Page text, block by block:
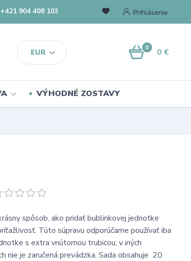
EUR
Prihlásenie
+421 904 408 103
0 0 €
VÝHODNÉ ZOSTAVY
spôsob, ako pridať bublinkovej jednotke
Túto súpravu odporúčame používať iba
s extra vnútornou trubicou, v iných
nie je zaručená prevádzka. Sada obsahuje 20